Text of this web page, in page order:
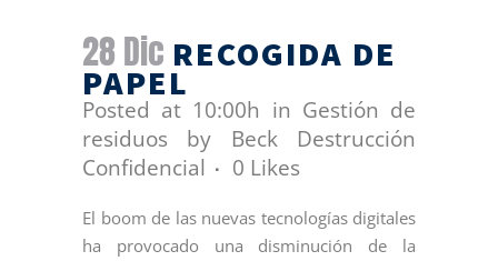
28 Dic RECOGIDA DE
PAPEL
Posted at 10:00h in Gestión de
residuos
by Beck Destrucción
Confidencial
0 Likes
El boom de las nuevas tecnologías digitales
ha provocado una disminución de la